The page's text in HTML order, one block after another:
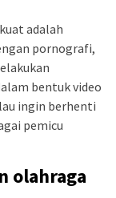
adalah
pornografi,
bentuk video
ingin berhenti
pemicu
olahraga